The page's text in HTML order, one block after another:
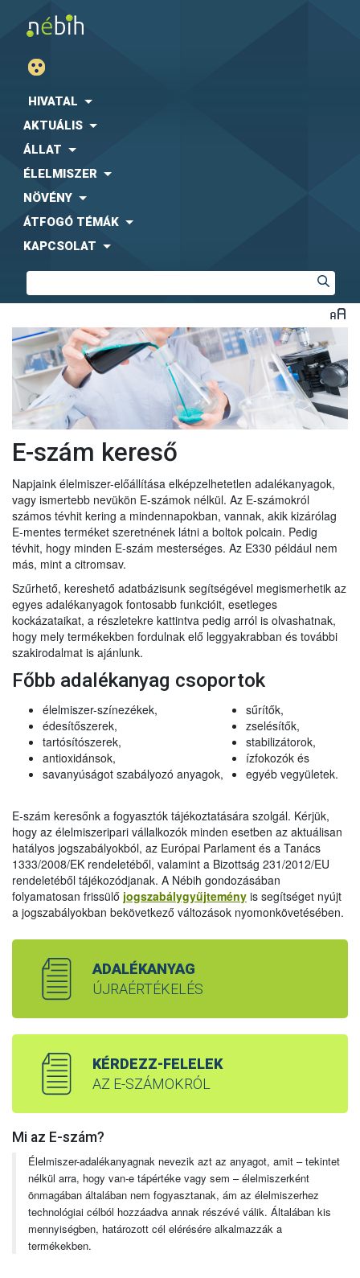
HIVATAL
AKTUÁLIS
ÁLLAT
ÉLELMISZER
NÖVÉNY
ÁTFOGÓ TÉMÁK
KAPCSOLAT
E-szám kereső
Napjaink élelmiszer-előállítása elképzelhetetlen adalékanyagok,
vagy ismertebb nevükön E-számok nélkül. Az E-számokról
számos tévhit kering a mindennapokban, vannak, akik kizárólag
E-mentes terméket szeretnének látni a boltok polcain. Pedig
tévhit, hogy minden E-szám mesterséges. Az E330 például nem
más, mint a citromsav.
Szűrhető, kereshető adatbázisunk segítségével megismerhetik az
egyes adalékanyagok fontosabb funkcióit, esetleges
kockázataikat, a részletekre kattintva pedig arról is olvashatnak,
hogy mely termékekben fordulnak elő leggyakrabban és további
szakirodalmat is ajánlunk.
Főbb adalékanyag csoportok
élelmiszer-színezékek,
édesítőszerek,
tartósítószerek,
antioxidánsok,
savanyúságot szabályozó anyagok,
sűrítők,
zselésítők,
stabilizátorok,
ízfokozók és
egyéb vegyületek.
E-szám keresőnk a fogyasztók tájékoztatására szolgál. Kérjük,
hogy az élelmiszeripari vállalkozók minden esetben az aktuálisan
hatályos jogszabályokból, az Európai Parlament és a Tanács
1333/2008/EK rendeletéből, valamint a Bizottság 231/2012/EU
rendeletéből tájékozódjanak. A Nébih gondozásában
folyamatosan frissülő jogszabálygyűjtemény is segítséget nyújt
a jogszabályokban bekövetkező változások nyomonkövetésében.
ADALÉKANYAG
ÚJRAÉRTÉKELÉS
KÉRDEZZ-FELELEK
AZ E-SZÁMOKRÓL
Mi az E-szám?
Élelmiszer-adalékanyagnak nevezik azt az anyagot, amit – tekintet
nélkül arra, hogy van-e tápértéke vagy sem – élelmiszerként
önmagában általában nem fogyasztanak, ám az élelmiszerhez
technológiai célból hozzáadva annak részévé válik. Általában kis
mennyiségben, határozott cél elérésére alkalmazzák a
termékekben.